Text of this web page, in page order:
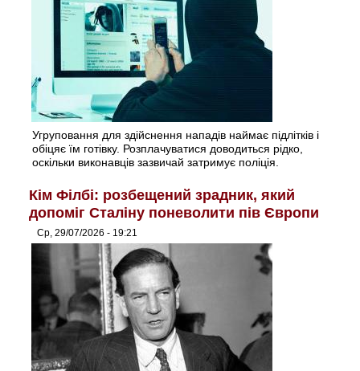
Угруповання для здійснення нападів наймає підлітків і
обіцяє їм готівку. Розплачуватися доводиться рідко,
оскільки виконавців зазвичай затримує поліція.
Кім Філбі: розбещений зрадник, який
допоміг Сталіну поневолити пів Європи
Ср, 29/07/2026 - 19:21